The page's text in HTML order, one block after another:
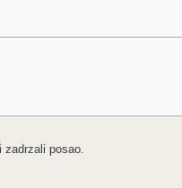
zadrzali posao.